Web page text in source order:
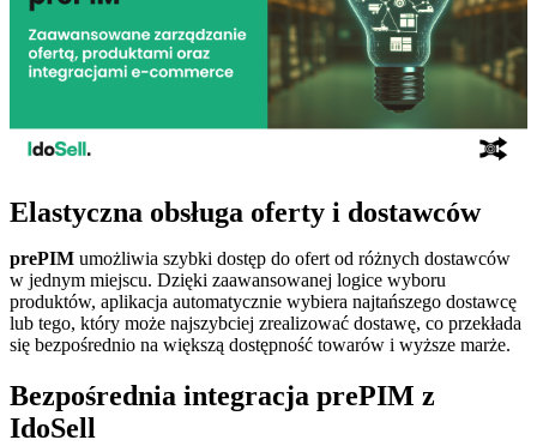
Elastyczna obsługa oferty i dostawców
prePIM umożliwia szybki dostęp do ofert od różnych dostawców
w jednym miejscu. Dzięki zaawansowanej logice wyboru
produktów, aplikacja automatycznie wybiera najtańszego dostawcę
lub tego, który może najszybciej zrealizować dostawę, co przekłada
się bezpośrednio na większą dostępność towarów i wyższe marże.
Bezpośrednia integracja prePIM z
IdoSell